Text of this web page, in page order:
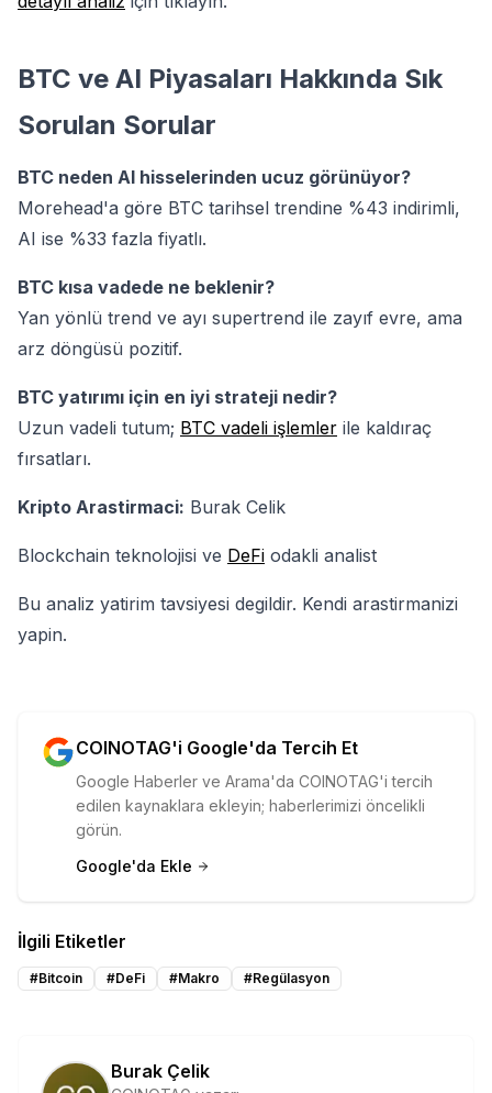
BTC ve AI Piyasaları Hakkında Sık
Sorulan Sorular
BTC neden AI hisselerinden ucuz görünüyor?
Morehead'a göre BTC tarihsel trendine %43 indirimli,
AI ise %33 fazla fiyatlı.
BTC kısa vadede ne beklenir?
Yan yönlü trend ve ayı supertrend ile zayıf evre, ama
arz döngüsü pozitif.
BTC yatırımı için en iyi strateji nedir?
Uzun vadeli tutum; BTC vadeli işlemler ile kaldıraç
fırsatları.
Kripto Arastirmaci: Burak Celik
Blockchain teknolojisi ve DeFi odakli analist
Bu analiz yatirim tavsiyesi degildir. Kendi arastirmanizi
yapin.
COINOTAG'i Google'da Tercih Et
Google Haberler ve Arama'da COINOTAG'i tercih
edilen kaynaklara ekleyin; haberlerimizi öncelikli
görün.
Google'da Ekle
İlgili Etiketler
#Bitcoin #DeFi #Makro #Regülasyon
Burak Çelik